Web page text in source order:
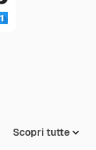
Scopri tutte